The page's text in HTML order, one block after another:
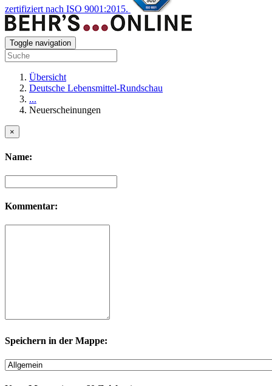
zertifiziert nach ISO 9001:2015.
Toggle navigation
Übersicht
Deutsche Lebensmittel-Rundschau
...
Neuerscheinungen
×
Name:
Kommentar:
Speichern in der Mappe: